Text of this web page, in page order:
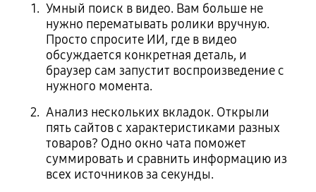
Умный поиск в видео. Вам больше не
нужно перематывать ролики вручную.
Просто спросите ИИ, где в видео
обсуждается конкретная деталь, и
браузер сам запустит воспроизведение с
нужного момента.
Анализ нескольких вкладок. Открыли
пять сайтов с характеристиками разных
товаров? Одно окно чата поможет
суммировать и сравнить информацию из
всех источников за секунды.